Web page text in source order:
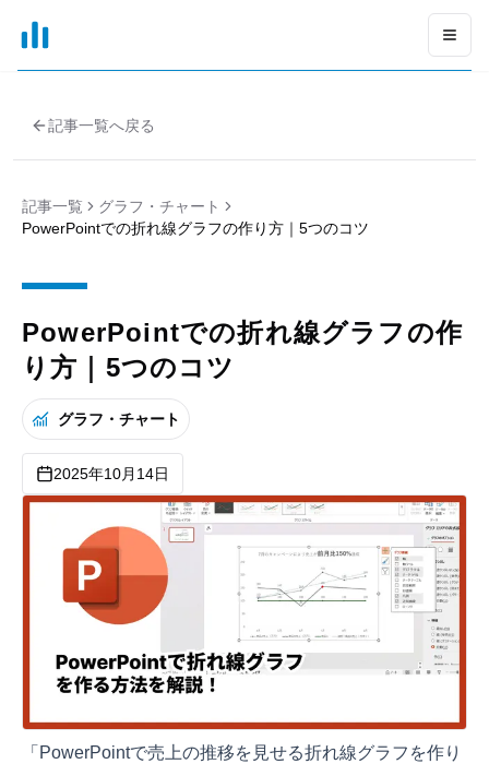
xGrapher
記事一覧へ戻る
記事一覧
グラフ・チャート
PowerPointでの折れ線グラフの作り方｜5つのコツ
PowerPointでの折れ線グラフの作
り方｜5つのコツ
グラフ・チャート
2025年10月14日
「PowerPointで売上の推移を見せる折れ線グラフを作り